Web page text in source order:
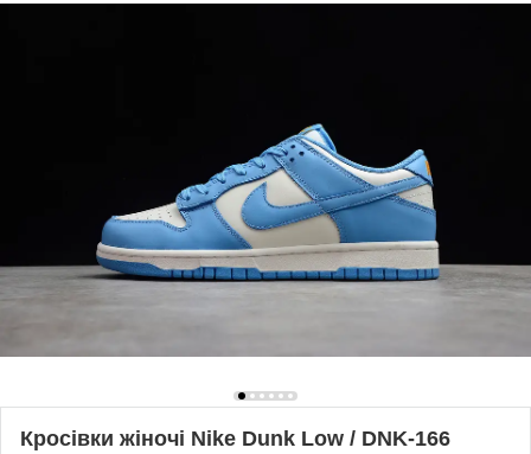
Кросівки жіночі Nike Dunk Low / DNK-166